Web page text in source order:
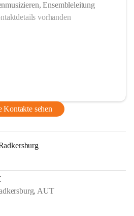
Ensembleleitung
vorhanden
Kontakte sehen
AUT